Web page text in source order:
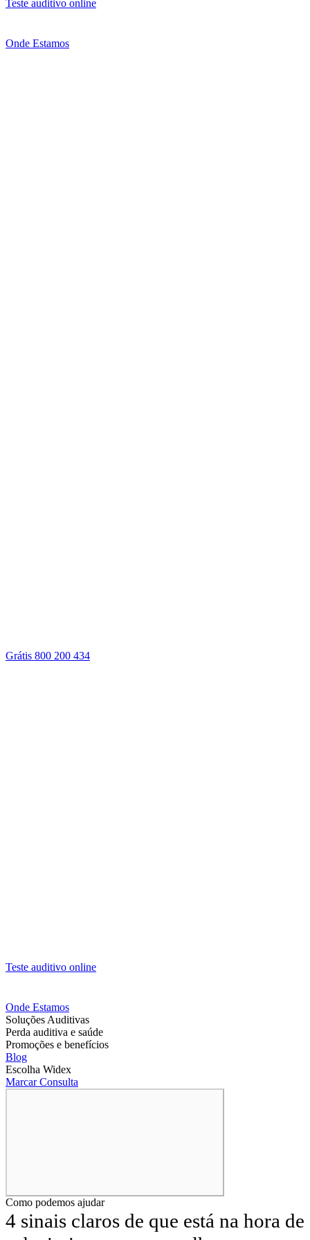
Teste auditivo online
Onde Estamos
Grátis 800 200 434
Teste auditivo online
Onde Estamos
Soluções Auditivas
Perda auditiva e saúde
Promoções e benefícios
Blog
Escolha Widex
Marcar Consulta
Como podemos ajudar
4 sinais claros de que está na hora de